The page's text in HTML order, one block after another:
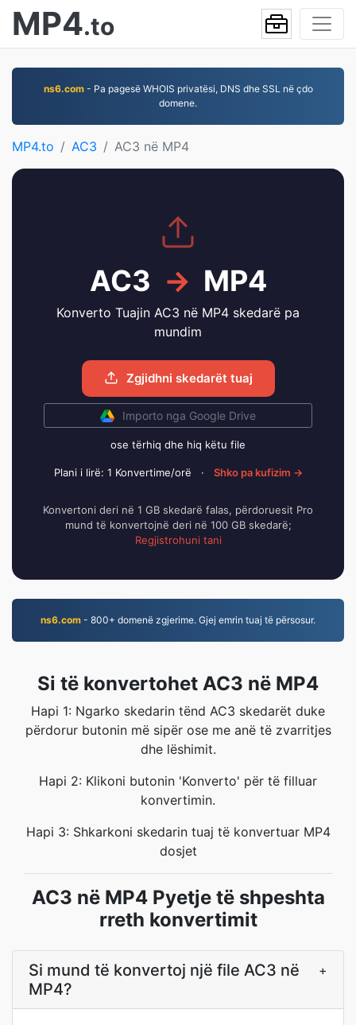
MP4.to
ns6.com- Pa pagesë WHOIS privatësi, DNS dhe SSL në çdo
domene.
MP4.to AC3 AC3 në MP4
AC3 → MP4
Konverto Tuajin AC3 në MP4 skedarë pa
mundim
Zgjidhni skedarët tuaj
Importo nga Google Drive
ose tërhiq dhe hiq këtu file
Plani i lirë: 1 Konvertime/orë · Shko pa kufizim →
Konvertoni deri në 1 GB skedarë falas, përdoruesit Pro
mund të konvertojnë deri në 100 GB skedarë;
Regjistrohuni tani
ns6.com - 800+ domenë zgjerime. Gjej emrin tuaj të përsosur.
Si të konvertohet AC3 në MP4
Hapi 1: Ngarko skedarin tënd AC3 skedarët duke
përdorur butonin më sipër ose me anë të zvarritjes
dhe lëshimit.
Hapi 2: Klikoni butonin 'Konverto' për të filluar
konvertimin.
Hapi 3: Shkarkoni skedarin tuaj të konvertuar MP4
dosjet
AC3 në MP4 Pyetje të shpeshta
rreth konvertimit
Si mund të konvertoj një file AC3 në
MP4?
+